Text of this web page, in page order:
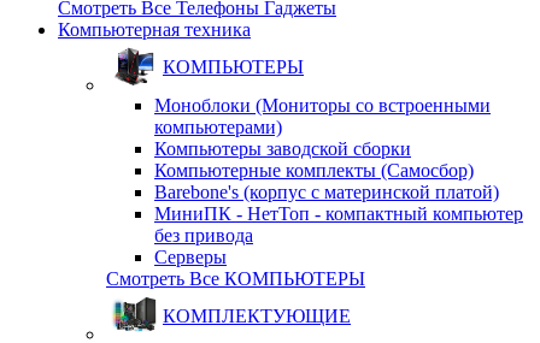
Смотреть Все Телефоны Гаджеты
Компьютерная техника
КОМПЬЮТЕРЫ
Моноблоки (Мониторы со встроенными
компьютерами)
Компьютеры заводской сборки
Компьютерные комплекты (Самосбор)
Barebone's (корпус с материнской платой)
МиниПК - НетТоп - компактный компьютер
без привода
Серверы
Смотреть Все КОМПЬЮТЕРЫ
КОМПЛЕКТУЮЩИЕ